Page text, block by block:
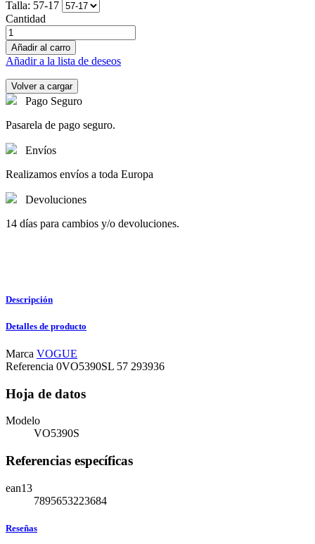
Talla: 57-17
Cantidad
Añadir al carro
Añadir a la lista de deseos
Pago Seguro
Pasarela de pago seguro.
Envíos
Realizamos envíos a toda Europa
Devoluciones
14 días para cambios y/o devoluciones.
Descripción
Detalles de producto
Marca VOGUE
Referencia 0VO5390SL 57 293936
Hoja de datos
Modelo
VO5390S
Referencias específicas
ean13
7895653223684
Reseñas